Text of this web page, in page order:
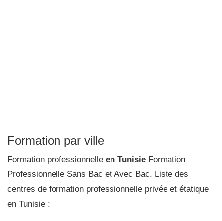
Formation par ville
Formation professionnelle en Tunisie Formation
Professionnelle Sans Bac et Avec Bac. Liste des
centres de formation professionnelle privée et étatique
en Tunisie :